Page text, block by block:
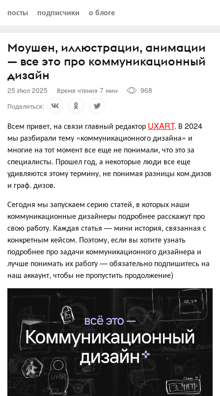
посты подписчики о блоге
Моушен, иллюстрации, анимации
— все это про коммуникационный
дизайн
25 Июл 2025 Время чтения 7 мин
968
Поделиться:
Всем привет, на связи главный редактор UXART. В 2024
мы разбирали тему «коммуникационного дизайна» и
многие на тот момент все еще не понимали, что это за
специалисты. Прошел год, а некоторые люди все еще
удивляются этому термину, не понимая разницы ком.дизов
и граф. дизов.
Сегодня мы запускаем серию статей, в которых наши
коммуникационные дизайнеры подробнее расскажут про
свою работу. Каждая статья — мини история, связанная с
конкретным кейсом. Поэтому, если вы хотите узнать
подробнее про задачи коммуникационного дизайнера и
лучше понимать их работу — обязательно подпишитесь на
наш аккаунт, чтобы не пропустить продолжение)